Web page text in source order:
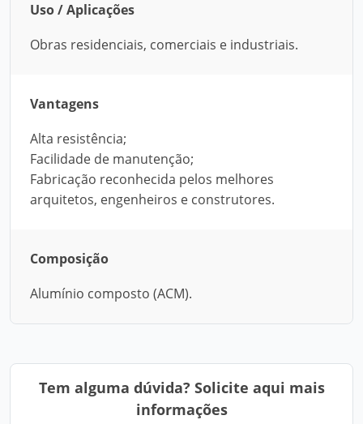
Uso / Aplicações
Obras residenciais, comerciais e industriais.
Vantagens
Alta resistência;
Facilidade de manutenção;
Fabricação reconhecida pelos melhores
arquitetos, engenheiros e construtores.
Composição
Alumínio composto (ACM).
Tem alguma dúvida? Solicite aqui mais
informações